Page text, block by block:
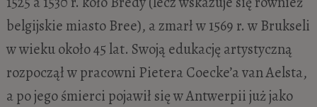
belgijskie miasto Bree), a zmarł w 1569 r. w Brukseli
w wieku około 45 lat. Swoją edukację artystyczną
rozpoczął w pracowni Pietera Coecke’a van Aelsta,
a po jego śmierci pojawił się w Antwerpii już jako